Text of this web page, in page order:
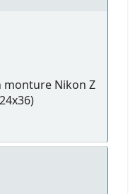
monture Nikon Z